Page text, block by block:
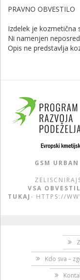
PRAVNO OBVESTILO
Izdelek je kozmetična
Ni namenjen
Opis ne predstavlja
GSM URBAN
VSA
TUKAJ- HTTPS://
Kdo sva –